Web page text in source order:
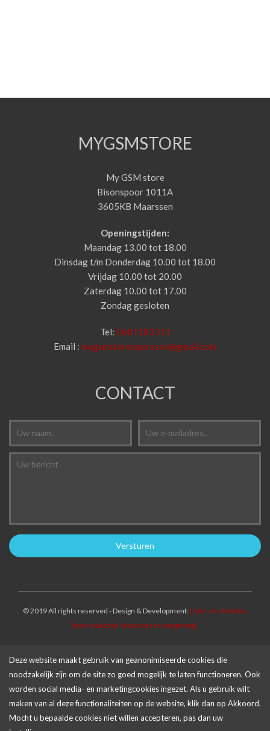
MYGSMSTORE
My GSM store
Bisonspoor 1011A
3605KB Maarssen
Openingstijden:
Maandag 13.00 tot 18.00
Dinsdag t/m Donderdag 10.00 tot 18.00
Vrijdag 10.00 tot 20.00
Zaterdag 10.00 tot 17.00
Zondag gesloten
Tel: 0681182311
Email : mygsmstoremaarssen@gmail.com
CONTACT
© 2019 All rights reserved - Design & Development: LSArt.nl - Website
laten maken in Maarssen en omgeving?
Deze website maakt gebruik van geanonimiseerde cookies die
noodzakelijk zijn om de site zo goed mogelijk te laten functioneren. Ook
worden social media- en marketingcookies ingezet. Als u gebruik wilt
maken van al deze functionaliteiten op de website, klik dan op Akkoord.
Mocht u bepaalde cookies niet willen accepteren, pas dan uw